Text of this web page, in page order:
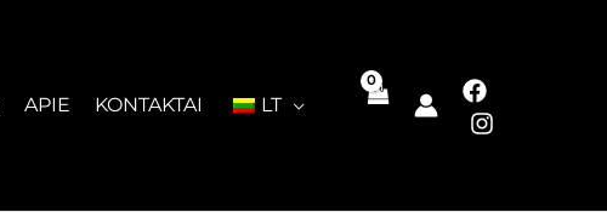
APIE KONTAKTAI LT